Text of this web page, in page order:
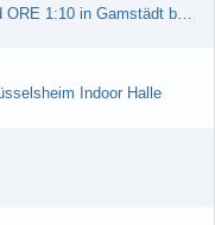
Sportkreismeisterschaft Elektro Offroad ORE 1:10 in Gamstädt bei Erfurt, Outdoor mit Indoor Ausweichmöglichkeit!!!
Indoor Halle